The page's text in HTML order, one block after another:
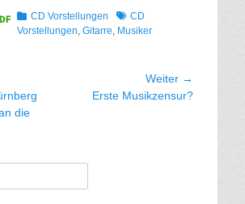
Kategorien
CD Vorstellungen TagsCD
Vorstellungen, Gitarre, Musiker
die
Weiter →
NächsterErste Musikzensur?